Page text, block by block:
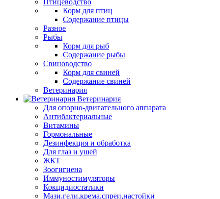
Птицеводство
Корм для птиц
Содержание птицы
Разное
Рыбы
Корм для рыб
Содержание рыбы
Свиноводство
Корм для свиней
Содержание свиней
Ветеринария
Ветеринария
Для опорно-двигательного аппарата
Антибактериальные
Витамины
Гормональные
Дезинфекция и обработка
Для глаз и ушей
ЖКТ
Зоогигиена
Иммуностимуляторы
Кокцидиостатики
Мази,гели,крема,спреи,настойки